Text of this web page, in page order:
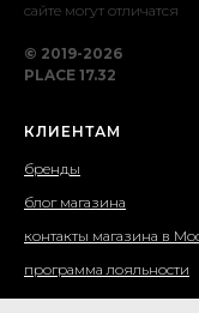
сайте могут отличатся
© 2019-2026
PLACE 17.32
КЛИЕНТАМ
бренды
блог магазина
контакты магазина в
программа лояльности
доставка и самовывоз